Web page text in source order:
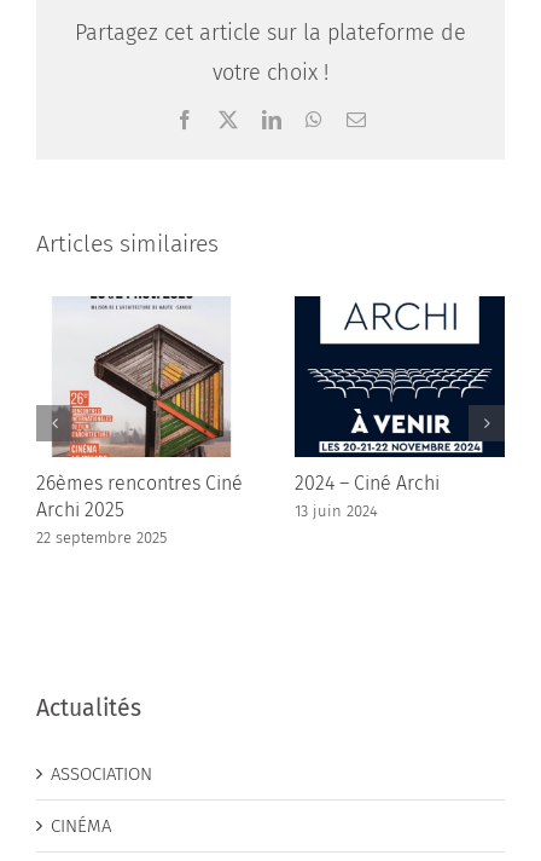
Partagez cet article sur la plateforme de
votre choix !
Facebook LinkedInWhatsApp
Email
Articles similaires
26èmes rencontres Ciné
Archi 2025
22 septembre 2025
2024 – Ciné Archi
13 juin 2024
Actualités
ASSOCIATION
CINÉMA